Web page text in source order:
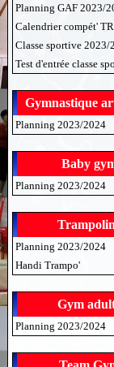
Planning GAF 2023/
Calendrier compét'
Classe sportive 2023/
Test d'entrée classe
Gymnastique
Planning 2023/2024
Baby
Planning 2023/2024
Planning 2023/2024
Handi Trampo'
Gym
Planning 2023/2024